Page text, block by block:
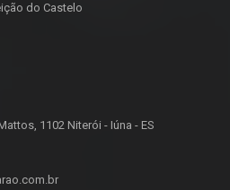
do Castelo
1102 Niterói - Iúna - ES